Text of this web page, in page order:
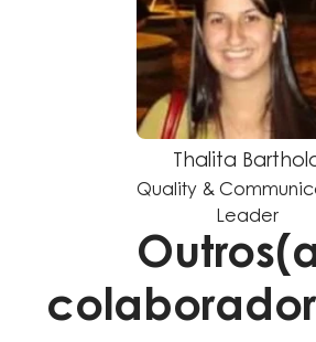
Thalita
Quality &
Leader